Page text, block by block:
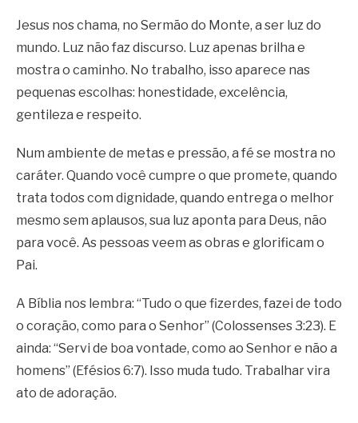
Jesus nos chama, no Sermão do Monte, a ser luz do
mundo. Luz não faz discurso. Luz apenas brilha e
mostra o caminho. No trabalho, isso aparece nas
pequenas escolhas: honestidade, excelência,
gentileza e respeito.
Num ambiente de metas e pressão, a fé se mostra no
caráter. Quando você cumpre o que promete, quando
trata todos com dignidade, quando entrega o melhor
mesmo sem aplausos, sua luz aponta para Deus, não
para você. As pessoas veem as obras e glorificam o
Pai.
A Bíblia nos lembra: “Tudo o que fizerdes, fazei de todo
o coração, como para o Senhor” (Colossenses 3:23). E
ainda: “Servi de boa vontade, como ao Senhor e não a
homens” (Efésios 6:7). Isso muda tudo. Trabalhar vira
ato de adoração.